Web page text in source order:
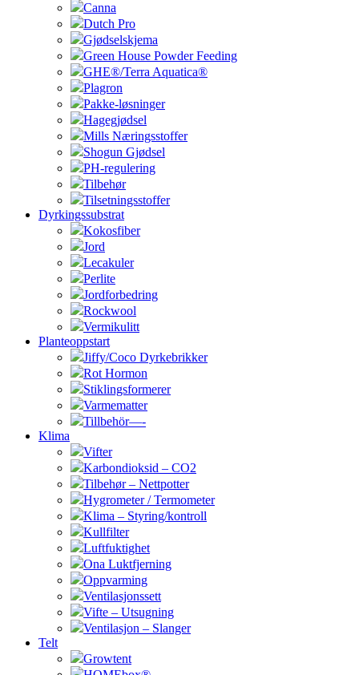
Canna
Dutch Pro
Gjødselskjema
Green House Powder Feeding
GHE®/Terra Aquatica®
Plagron
Pakke-løsninger
Hagegjødsel
Mills Næringsstoffer
Shogun Gjødsel
PH-regulering
Tilbehør
Tilsetningsstoffer
Dyrkingssubstrat
Kokosfiber
Jord
Lecakuler
Perlite
Jordforbedring
Rockwool
Vermikulitt
Planteoppstart
Jiffy/Coco Dyrkebrikker
Rot Hormon
Stiklingsformerer
Varmematter
Tillbehör—-
Klima
Vifter
Karbondioksid – CO2
Tilbehør – Nettpotter
Hygrometer / Termometer
Klima – Styring/kontroll
Kullfilter
Luftfuktighet
Ona Luktfjerning
Oppvarming
Ventilasjonssett
Vifte – Utsugning
Ventilasjon – Slanger
Telt
Growtent